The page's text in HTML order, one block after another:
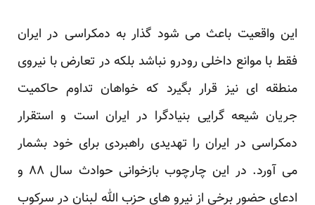
این واقعیت باعث می شود گذار به دمکراسی در ایران
فقط با موانع داخلی رودرو نباشد بلکه در تعارض با نیروی
منطقه ای نیز قرار بگیرد که خواهان تداوم حاکمیت
جریان شیعه گرایی بنیادگرا در ایران است و استقرار
دمکراسی در ایران را تهدیدی راهبردی برای خود بشمار
می آورد. در این چارچوب بازخوانی حوادث سال ۸۸ و
ادعای حضور برخی از نیرو های حزب الله لبنان در سرکوب